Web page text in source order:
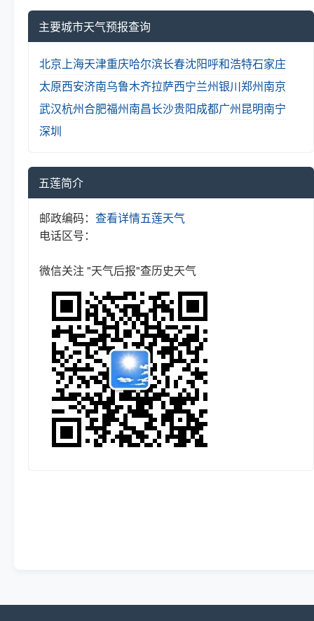
主要城市天气预报查询
北京上海天津重庆哈尔滨长春沈阳呼和浩特石家庄
太原西安济南乌鲁木齐拉萨西宁兰州银川郑州南京
武汉杭州合肥福州南昌长沙贵阳成都广州昆明南宁
深圳
五莲简介
邮政编码：
电话区号：
查看详情五莲天气
微信关注 "天气后报"查历史天气